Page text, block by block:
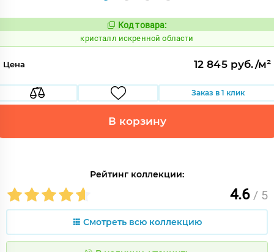
Код:
817063
Код товара:
кристалл искренной области
Цена 12 845 руб./м²
Заказ в 1 клик
В корзину
Рейтинг коллекции:
4.6 / 5
Смотреть всю коллекцию